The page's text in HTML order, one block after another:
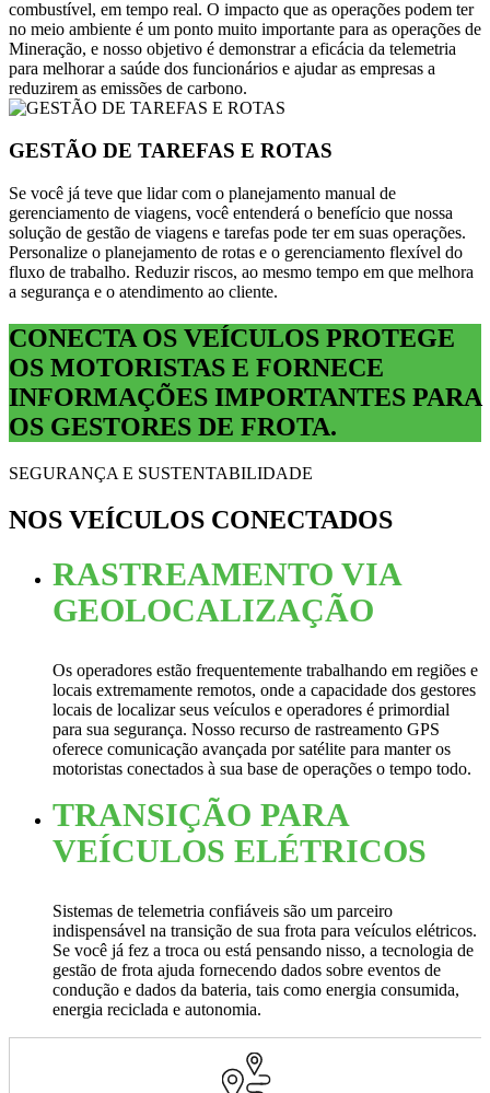
combustível, em tempo real. O impacto que as operações podem ter
no meio ambiente é um ponto muito importante para as operações de
Mineração, e nosso objetivo é demonstrar a eficácia da telemetria
para melhorar a saúde dos funcionários e ajudar as empresas a
reduzirem as emissões de carbono.
GESTÃO DE TAREFAS E ROTAS
Se você já teve que lidar com o planejamento manual de
gerenciamento de viagens, você entenderá o benefício que nossa
solução de gestão de viagens e tarefas pode ter em suas operações.
Personalize o planejamento de rotas e o gerenciamento flexível do
fluxo de trabalho. Reduzir riscos, ao mesmo tempo em que melhora
a segurança e o atendimento ao cliente.
CONECTA OS VEÍCULOS PROTEGE
OS MOTORISTAS E FORNECE
INFORMAÇÕES IMPORTANTES PARA
OS GESTORES DE FROTA.
SEGURANÇA E SUSTENTABILIDADE
NOS VEÍCULOS CONECTADOS
RASTREAMENTO VIA
GEOLOCALIZAÇÃO
Os operadores estão frequentemente trabalhando em regiões e
locais extremamente remotos, onde a capacidade dos gestores
locais de localizar seus veículos e operadores é primordial
para sua segurança. Nosso recurso de rastreamento GPS
oferece comunicação avançada por satélite para manter os
motoristas conectados à sua base de operações o tempo todo.
TRANSIÇÃO PARA
VEÍCULOS ELÉTRICOS
Sistemas de telemetria confiáveis são um parceiro
indispensável na transição de sua frota para veículos elétricos.
Se você já fez a troca ou está pensando nisso, a tecnologia de
gestão de frota ajuda fornecendo dados sobre eventos de
condução e dados da bateria, tais como energia consumida,
energia reciclada e autonomia.